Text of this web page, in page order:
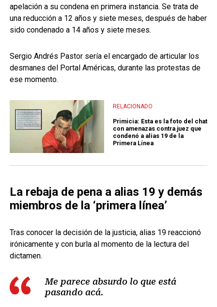
apelación a su condena en primera instancia. Se trata de
una reducción a 12 años y siete meses, después de haber
sido condenado a 14 años y siete meses.
Sergio Andrés Pastor sería el encargado de articular los
desmanes del Portal Américas, durante las protestas de
ese momento.
RELACIONADO
Primicia: Esta es la foto del chat
con amenazas contra juez que
condenó a alias 19 de la
Primera Línea
La rebaja de pena a alias 19 y demás
miembros de la ‘primera línea’
Tras conocer la decisión de la justicia, alias 19 reaccionó
irónicamente y con burla al momento de la lectura del
dictamen.
Me parece absurdo lo que está
pasando acá.